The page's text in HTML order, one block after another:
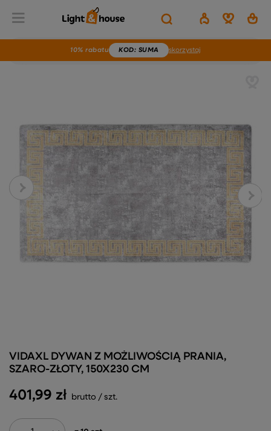
10% rabatu KOD: SUMA skorzystaj
401,99 zł brutto / szt.
VIDAXL DYWAN Z MOŻLIWOŚCIĄ PRANIA,
SZARO-ZŁOTY, 150X230 CM